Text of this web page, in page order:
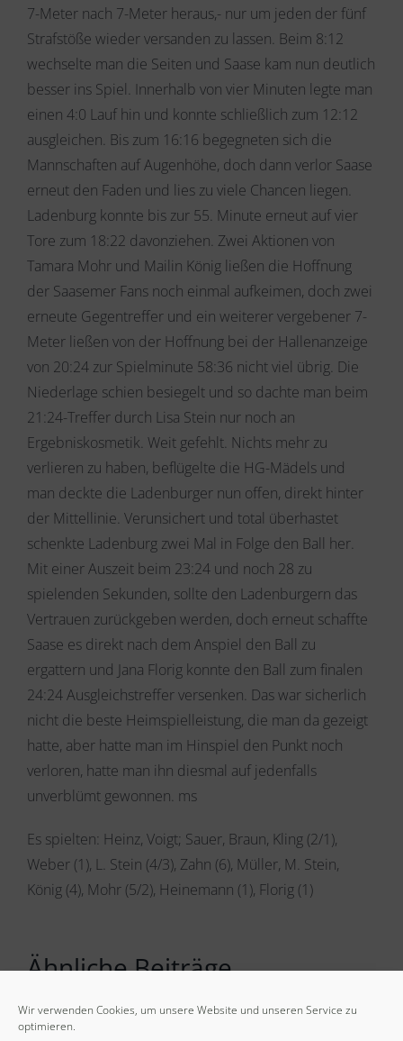
Wir verwenden Cookies, um unsere Website und unseren Service zu
optimieren.
7-Meter nach 7-Meter heraus,- nur um jeden der fünf
Strafstöße wieder versanden zu lassen. Beim 8:12
wechselte man die Seiten und Saase kam nun deutlich
besser ins Spiel. Innerhalb von vier Minuten legte man
einen 4:0 Lauf hin und konnte schließlich zum 12:12
ausgleichen. Bis zum 16:16 begegneten sich die
Mannschaften auf Augenhöhe, doch dann verlor Saase
erneut den Faden und lies zu viele Chancen liegen.
Ladenburg konnte bis zur 55. Minute erneut auf vier
Tore zum 18:22 davonziehen. Zwei Aktionen von
Tamara Mohr und Mailin König ließen die Hoffnung
der Saasemer Fans noch einmal aufkeimen, doch zwei
erneute Gegentreffer und ein weiterer vergebener 7-
Meter ließen von der Hoffnung bei der Hallenanzeige
von 20:24 zur Spielminute 58:36 nicht viel übrig. Die
Niederlage schien besiegelt und so dachte man beim
21:24-Treffer durch Lisa Stein nur noch an
Ergebniskosmetik. Weit gefehlt. Nichts mehr zu
verlieren zu haben, beflügelte die HG-Mädels und
man deckte die Ladenburger nun offen, direkt hinter
der Mittellinie. Verunsichert und total überhastet
schenkte Ladenburg zwei Mal in Folge den Ball her.
Mit einer Auszeit beim 23:24 und noch 28 zu
spielenden Sekunden, sollte den Ladenburgern das
Vertrauen zurückgeben werden, doch erneut schaffte
Saase es direkt nach dem Anspiel den Ball zu
ergattern und Jana Florig konnte den Ball zum finalen
24:24 Ausgleichstreffer versenken. Das war sicherlich
nicht die beste Heimspielleistung, die man da gezeigt
hatte, aber hatte man im Hinspiel den Punkt noch
verloren, hatte man ihn diesmal auf jedenfalls
unverblümt gewonnen. ms
Es spielten: Heinz, Voigt; Sauer, Braun, Kling (2/1),
Weber (1), L. Stein (4/3), Zahn (6), Müller, M. Stein,
König (4), Mohr (5/2), Heinemann (1), Florig (1)
Ähnliche Beiträge